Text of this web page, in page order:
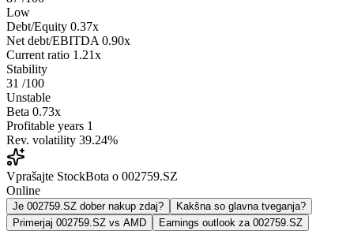
Low
Debt/Equity 0.37x
Net debt/EBITDA 0.90x
Current ratio 1.21x
Stability
31 /100
Unstable
Beta 0.73x
Profitable years 1
Rev. volatility 39.24%
Vprašajte StockBota o 002759.SZ
Online
Je 002759.SZ dober nakup zdaj?
Kakšna so glavna tveganja?
Primerjaj 002759.SZ vs AMD
Earnings outlook za 002759.SZ